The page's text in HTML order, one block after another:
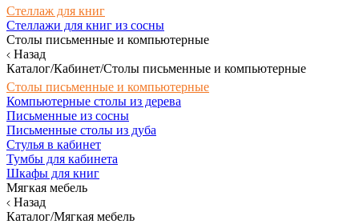
Стеллаж для книг
Стеллажи для книг из сосны
Столы письменные и компьютерные
Назад
Каталог/Кабинет/Столы письменные и компьютерные
Столы письменные и компьютерные
Компьютерные столы из дерева
Письменные из сосны
Письменные столы из дуба
Стулья в кабинет
Тумбы для кабинета
Шкафы для книг
Мягкая мебель
Назад
Каталог/Мягкая мебель